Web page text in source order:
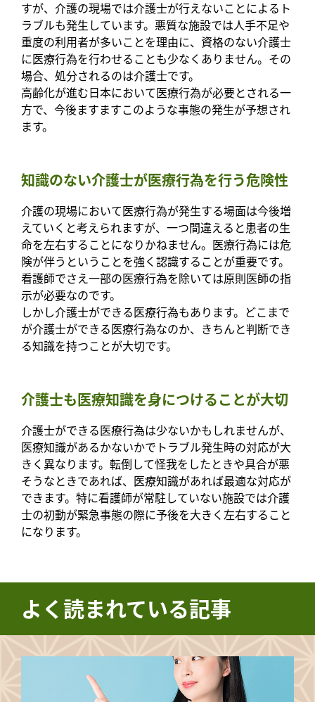
すが、介護の現場では介護士が行えないことによるト
ラブルも発生しています。悪質な施設では人手不足や
重度の利用者が多いことを理由に、資格のない介護士
に医療行為を行わせることも少なくありません。その
場合、処分されるのは介護士です。
高齢化が進む日本において医療行為が必要とされる一
方で、今後ますますこのような事態の発生が予想され
ます。
知識のない介護士が医療行為を行う危険性
介護の現場において医療行為が発生する場面は今後増
えていくと考えられますが、一つ間違えると患者の生
命を左右することになりかねません。医療行為には危
険が伴うということを強く認識することが重要です。
看護師でさえ一部の医療行為を除いては原則医師の指
示が必要なのです。
しかし介護士ができる医療行為もあります。どこまで
が介護士ができる医療行為なのか、きちんと判断でき
る知識を持つことが大切です。
介護士も医療知識を身につけることが大切
介護士ができる医療行為は少ないかもしれませんが、
医療知識があるかないかでトラブル発生時の対応が大
きく異なります。転倒して怪我をしたときや具合が悪
そうなときであれば、医療知識があれば最適な対応が
できます。特に看護師が常駐していない施設では介護
士の初動が緊急事態の際に予後を大きく左右すること
になります。
よく読まれている記事